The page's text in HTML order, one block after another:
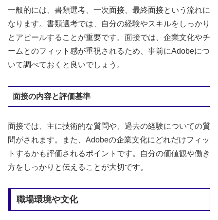
一般的には、書類選考、一次面接、最終面接という流れに
なります。書類選考では、自分の経験やスキルをしっかり
とアピールすることが重要です。面接では、企業文化やチ
ームとのフィット感が重視されるため、事前にAdobeにつ
いて調べておくと良いでしょう。
面接の内容と評価基準
面接では、主に技術的な質問や、過去の経験についての質
問がされます。また、Adobeの企業文化にどれだけフィッ
トするかも評価されるポイントです。自分の価値観や働き
方をしっかりと伝えることが大切です。
職場環境や文化